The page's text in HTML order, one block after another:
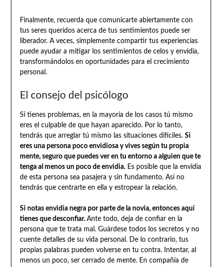
Finalmente, recuerda que comunicarte abiertamente con
tus seres queridos acerca de tus sentimientos puede ser
liberador. A veces, simplemente compartir tus experiencias
puede ayudar a mitigar los sentimientos de celos y envidia,
transformándolos en oportunidades para el crecimiento
personal.
El consejo del psicólogo
Si tienes problemas, en la mayoría de los casos tú mismo
eres el culpable de que hayan aparecido. Por lo tanto,
tendrás que arreglar tú mismo las situaciones difíciles. Si
eres una persona poco envidiosa y vives según tu propia
mente, seguro que puedes ver en tu entorno a alguien que te
tenga al menos un poco de envidia.Es posible que la envidia
de esta persona sea pasajera y sin fundamento. Así no
tendrás que centrarte en ella y estropear la relación.
Si notas envidia negra por parte de la novia, entonces aquí
tienes que desconfiar. Ante todo, deja de confiar en la
persona que te trata mal. Guárdese todos los secretos y no
cuente detalles de su vida personal. De lo contrario, tus
propias palabras pueden volverse en tu contra. Intentar, al
menos un poco, ser cerrado de mente. En compañía de